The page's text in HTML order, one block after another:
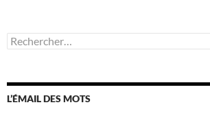
Rechercher :
L’ÉMAIL DES MOTS